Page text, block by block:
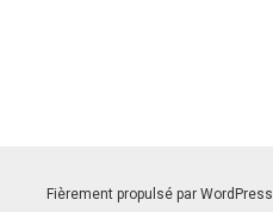
Fièrement propulsé par WordPress